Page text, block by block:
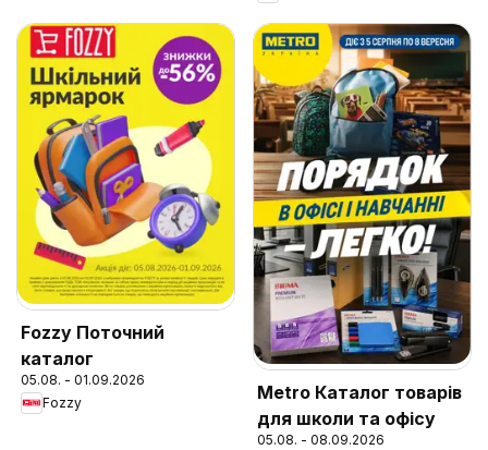
Fozzy Поточний
каталог
05.08. - 01.09.2026
Fozzy
Metro Каталог товарів
для школи та офісу
05.08. - 08.09.2026